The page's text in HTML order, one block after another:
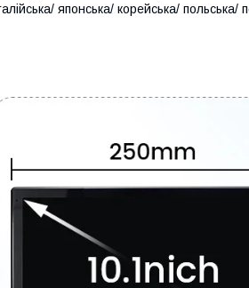
японська/ корейська/ польська/